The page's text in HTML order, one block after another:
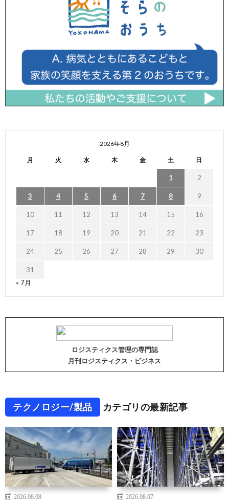
2026年8月
月 火 水 木 金 土 日
1 2
3 4 5 6 7 8 9
10 11 12 13 14 15 16
17 18 19 20 21 22 23
24 25 26 27 28 29 30
31
« 7月
ロジスティクス管理の専門誌
月刊ロジスティクス・ビジネス
テクノロジー/製品 カテゴリの最新記事
2026.08.08
2026.08.07